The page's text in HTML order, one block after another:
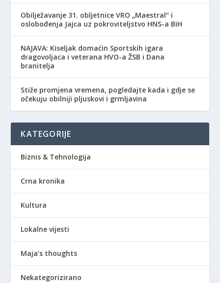
Obilježavanje 31. obljetnice VRO „Maestral“ i
oslobođenja Jajca uz pokroviteljstvo HNS-a BiH
NAJAVA: Kiseljak domaćin Sportskih igara
dragovoljaca i veterana HVO-a ŽSB i Dana
branitelja
Stiže promjena vremena, pogledajte kada i gdje se
očekuju obilniji pljuskovi i grmljavina
KATEGORIJE
Biznis & Tehnologija
Crna kronika
Kultura
Lokalne vijesti
Maja's thoughts
Nekategorizirano